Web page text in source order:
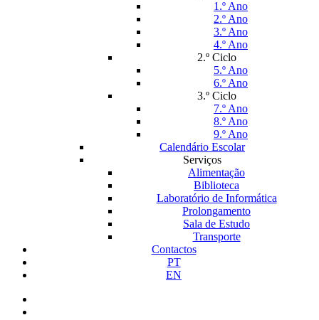
1.º Ano
2.º Ano
3.º Ano
4.º Ano
2.º Ciclo
5.º Ano
6.º Ano
3.º Ciclo
7.º Ano
8.º Ano
9.º Ano
Calendário Escolar
Serviços
Alimentação
Biblioteca
Laboratório de Informática
Prolongamento
Sala de Estudo
Transporte
Contactos
PT
EN